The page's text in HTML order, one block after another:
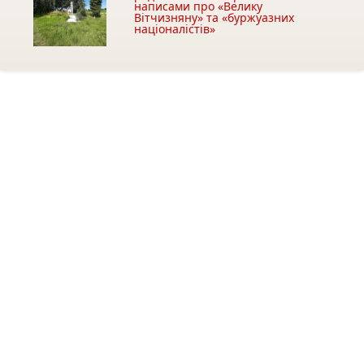
написами про «Велику
Вітчизняну» та «буржуазних
націоналістів»